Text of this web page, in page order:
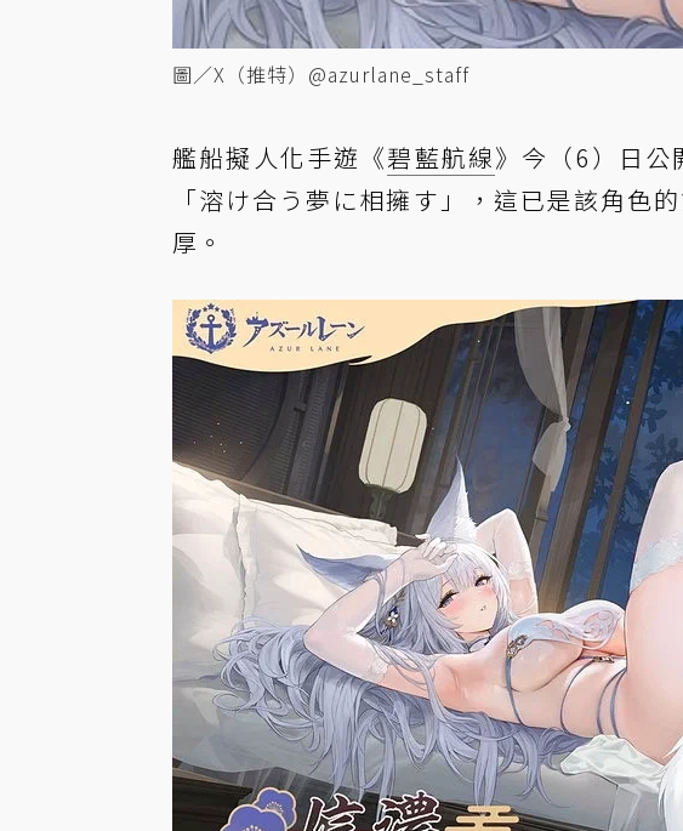
圖／X（推特）@azurlane_staff
艦船擬人化手遊《碧藍航線》今（6）日公
「溶け合う夢に相擁す」，這已是該角色
厚。